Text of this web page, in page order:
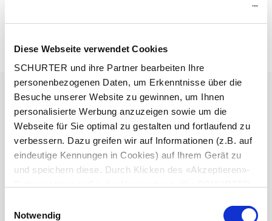
Diese Webseite verwendet Cookies
SCHURTER und ihre Partner bearbeiten Ihre
personenbezogenen Daten, um Erkenntnisse über die
Besuche unserer Website zu gewinnen, um Ihnen
personalisierte Werbung anzuzeigen sowie um die
Webseite für Sie optimal zu gestalten und fortlaufend zu
verbessern. Dazu greifen wir auf Informationen (z.B. auf
eindeutige Kennungen in Cookies) auf Ihrem Gerät zu
und speichern diese. Durch Klicken des «Akzeptieren»-
Ihre Einstellungen jederzeit ändern, indem Sie auf
Notwendig
Beschreibung 4802.1300
Details 4802.1300
Durchmesser 3.5 mm
Polzahl 3-polig
Nenndaten DC 1 A / 12 VDC